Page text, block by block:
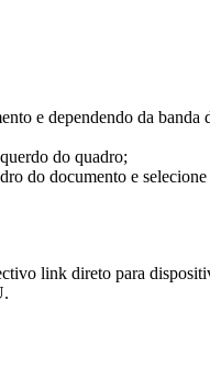
e dependendo da banda
do quadro;
do documento e
link direto para